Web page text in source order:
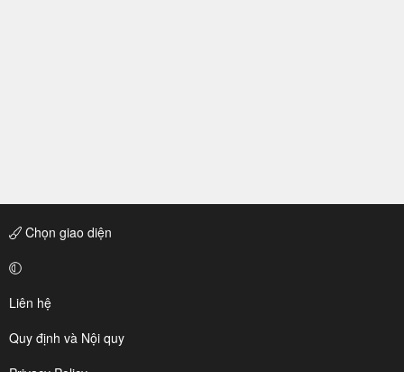
Chọn giao diện
Liên hệ
Quy định và Nội quy